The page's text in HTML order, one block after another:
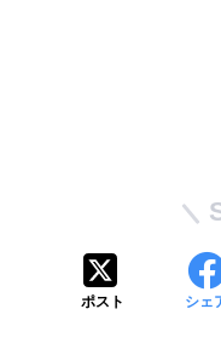
ポスト シェ